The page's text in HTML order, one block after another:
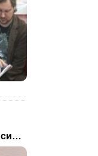
Каждый мужчина – синяя ...